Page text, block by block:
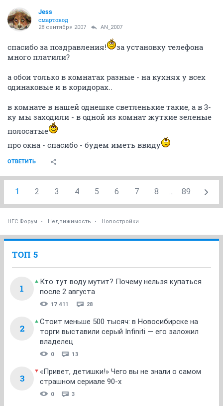
Jess
смартовод
28 сентября 2007 AN_2007
спасибо за поздравления!
за установку телефона
много платили?
а обои только в комнатах разные - на кухнях у всех
одинаковые и в коридорах..
в комнате в нашей однешке светленькие такие, а в 3-
ку мы заходили - в одной из комнат жуткие зеленые
полосатые
про окна - спасибо - будем иметь ввиду
ОТВЕТИТЬ
1 2 3 4 5 6 7 8 ... 89
НГС.Форум Недвижимость Новостройки
ТОП 5
1
Кто тут воду мутит? Почему нельзя купаться
после 2 августа
17 411 28
2
Стоит меньше 500 тысяч: в Новосибирске на
торги выставили серый Infiniti — его заложил
владелец
0 13
3
«Привет, детишки!» Чего вы не знали о самом
страшном сериале 90-х
0 3